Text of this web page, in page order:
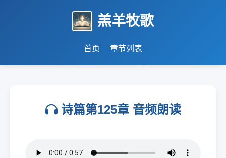
羔羊牧歌
首页 章节列表
诗篇第125章 音频朗读